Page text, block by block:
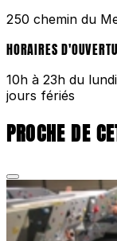
250 chemin du
HORAIRES
10h à 23h du
jours fériés
PROCHE DE